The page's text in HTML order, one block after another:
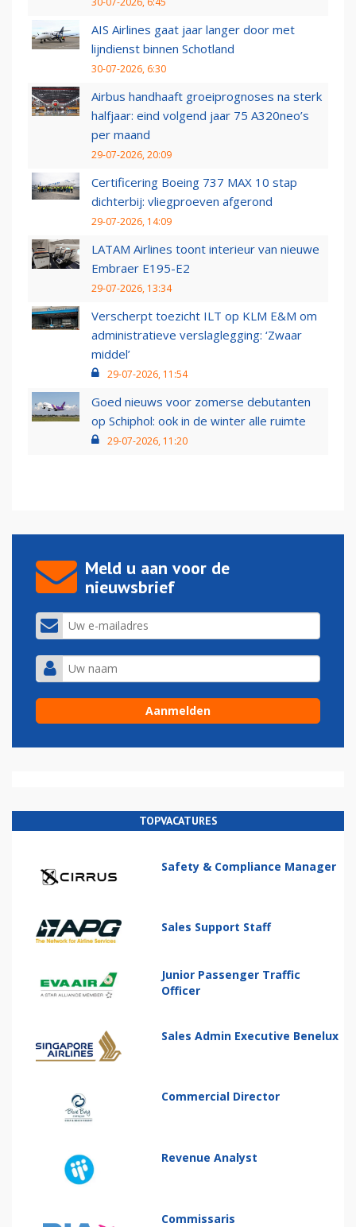
AIS Airlines gaat jaar langer door met
lijndienst binnen Schotland
30-07-2026, 6:30
Airbus handhaaft groeiprognoses na sterk
halfjaar: eind volgend jaar 75 A320neo’s
per maand
29-07-2026, 20:09
Certificering Boeing 737 MAX 10 stap
dichterbij: vliegproeven afgerond
29-07-2026, 14:09
LATAM Airlines toont interieur van nieuwe
Embraer E195-E2
29-07-2026, 13:34
Verscherpt toezicht ILT op KLM E&M om
administratieve verslaglegging: ‘Zwaar
middel’
29-07-2026, 11:54
Goed nieuws voor zomerse debutanten
op Schiphol: ook in de winter alle ruimte
29-07-2026, 11:20
Meld u aan voor de
nieuwsbrief
TOPVACATURES
Safety & Compliance Manager
Sales Support Staff
Junior Passenger Traffic
Officer
Sales Admin Executive Benelux
Commercial Director
Revenue Analyst
Commissaris